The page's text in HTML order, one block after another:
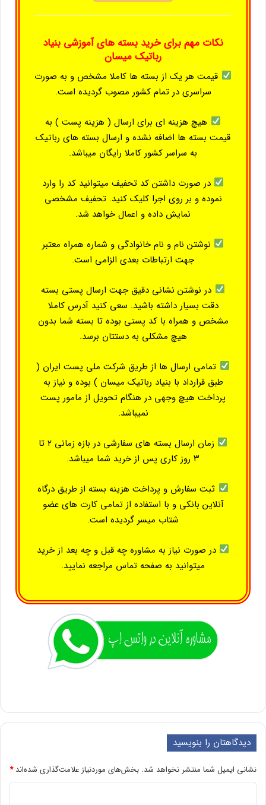
نکات مهم برای خرید بسته های آموزشی بنیاد
رباتیک میسان
قیمت هر یک از بسته ها کاملا مشخص و به صورت
سراسری در تمام کشور مصوب گردیده است.
هیچ هزینه ای برای ارسال ( هزینه پست ) به
قیمت بسته ها اضافه نشده و ارسال بسته های رباتیک
به سراسر کشور کاملا رایگان میباشد.
در صورت داشتن کد تحفیف میتوانید کد را وارد
نموده و بر روی اجرا کلیک کنید. تحفیف مشخصی
نمایش داده و اعمال خواهد شد.
نوشتن نام و نام خانوادگی و شماره همراه معتبر
جهت ارتباطات بعدی الزامی است.
در نوشتن نشانی دقیق جهت ارسال پستی بسته
دقت بسیار داشته باشید. سعی کنید آدرس کاملا
مشخص و همراه با کد پستی بوده تا بسته شما بدون
هیچ مشکلی به دستتان برسد.
تمامی ارسال ها از طریق شرکت ملی پست ایران (
طبق قرارداد با بنیاد رباتیک میسان ) بوده و نیاز به
پرداخت هیچ وجهی در هنگام تحویل از مامور پست
نمیباشد.
زمان ارسال بسته های سفارشی در بازه زمانی ۲ تا
۳ روز کاری پس از خرید شما میباشد.
ثبت سفارش و پرداخت هزینه بسته از طریق درگاه
آنلاین بانکی و با استفاده از تمامی کارت های عضو
شتاب میسر گردیده است.
در صورت نیاز به مشاوره چه قبل و چه بعد از خرید
میتوانید به صفحه تماس مراجعه نمایید.
دیدگاهتان را بنویسید
نشانی ایمیل شما منتشر نخواهد شد. بخش‌های موردنیاز علامت‌گذاری شده‌اند*